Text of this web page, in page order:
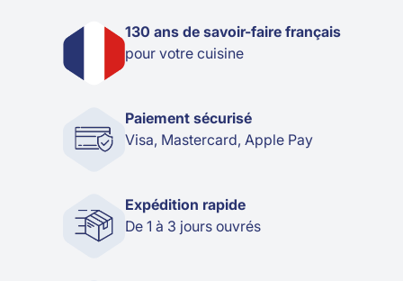
130 ans de savoir-faire français
pour votre cuisine
Paiement sécurisé
Visa, Mastercard, Apple Pay
Expédition rapide
De 1 à 3 jours ouvrés